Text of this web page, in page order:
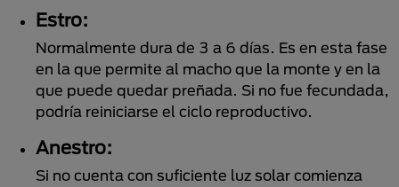
Estro:
Normalmente dura de 3 a 6 días. Es en esta fase
en la que permite al macho que la monte y en la
que puede quedar preñada. Si no fue fecundada,
podría reiniciarse el ciclo reproductivo.
Anestro:
Si no cuenta con suficiente luz solar comienza